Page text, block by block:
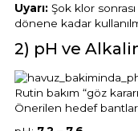
Kuvars Cam
Uyarı: Şok klor
dönene kadar
2) pH ve
Rutin bakım “göz
Önerilen hedef